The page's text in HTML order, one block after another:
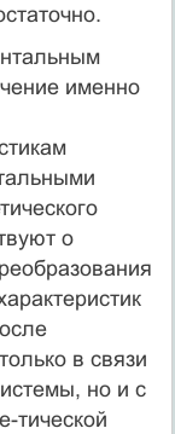
именно
о
в связи
но и с
тической